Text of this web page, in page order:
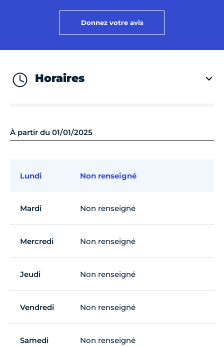
Donnez votre avis
Horaires
À partir du 01/01/2025
Lundi Non renseigné
Mardi Non renseigné
Mercredi Non renseigné
Jeudi Non renseigné
Vendredi Non renseigné
Samedi Non renseigné